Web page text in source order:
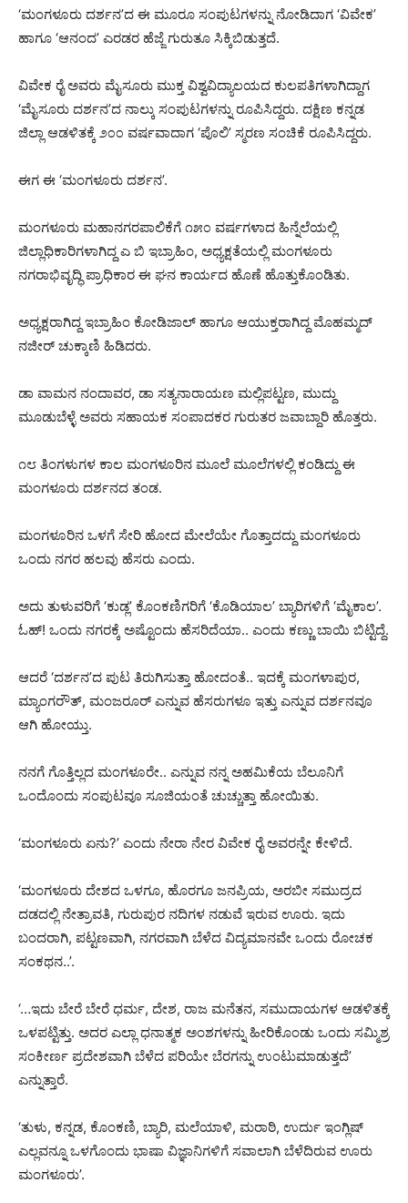
‘ಮಂಗಳೂರು ದರ್ಶನ’ದ ಈ ಮೂರೂ ಸಂಪುಟಗಳನ್ನು ನೋಡಿದಾಗ ‘ವಿವೇಕ’
ಹಾಗೂ ‘ಆನಂದ’ ಎರಡರ ಹೆಜ್ಜೆ ಗುರುತೂ ಸಿಕ್ಕಿಬಿಡುತ್ತದೆ.
ವಿವೇಕ ರೈ ಅವರು ಮೈಸೂರು ಮುಕ್ತ ವಿಶ್ವವಿದ್ಯಾಲಯದ ಕುಲಪತಿಗಳಾಗಿದ್ದಾಗ
‘ಮೈಸೂರು ದರ್ಶನ’ದ ನಾಲ್ಕು ಸಂಪುಟಗಳನ್ನು ರೂಪಿಸಿದ್ದರು. ದಕ್ಷಿಣ ಕನ್ನಡ
ಜಿಲ್ಲಾ ಆಡಳಿತಕ್ಕೆ ೨೦೦ ವರ್ಷವಾದಾಗ ‘ಪೊಲಿ’ ಸ್ಮರಣ ಸಂಚಿಕೆ ರೂಪಿಸಿದ್ದರು.
ಈಗ ಈ ‘ಮಂಗಳೂರು ದರ್ಶನ’.
ಮಂಗಳೂರು ಮಹಾನಗರಪಾಲಿಕೆಗೆ ೧೫೦ ವರ್ಷಗಳಾದ ಹಿನ್ನೆಲೆಯಲ್ಲಿ
ಜಿಲ್ಲಾಧಿಕಾರಿಗಳಾಗಿದ್ದ ಎ ಬಿ ಇಬ್ರಾಹಿಂ, ಅಧ್ಯಕ್ಷತೆಯಲ್ಲಿ ಮಂಗಳೂರು
ನಗರಾಭಿವೃದ್ಧಿ ಪ್ರಾಧಿಕಾರ ಈ ಘನ ಕಾರ್ಯದ ಹೊಣೆ ಹೊತ್ತುಕೊಂಡಿತು.
ಅಧ್ಯಕ್ಷರಾಗಿದ್ದ ಇಬ್ರಾಹಿಂ ಕೋಡಿಜಾಲ್ ಹಾಗೂ ಆಯುಕ್ತರಾಗಿದ್ದ ಮೊಹಮ್ಮದ್
ನಜೀರ್ ಚುಕ್ಕಾಣಿ ಹಿಡಿದರು.
ಡಾ ವಾಮನ ನಂದಾವರ, ಡಾ ಸತ್ಯನಾರಾಯಣ ಮಲ್ಲಿಪಟ್ಟಣ, ಮುದ್ದು
ಮೂಡುಬೆಳ್ಳೆ ಅವರು ಸಹಾಯಕ ಸಂಪಾದಕರ ಗುರುತರ ಜವಾಬ್ದಾರಿ ಹೊತ್ತರು.
೧೮ ತಿಂಗಳುಗಳ ಕಾಲ ಮಂಗಳೂರಿನ ಮೂಲೆ ಮೂಲೆಗಳಲ್ಲಿ ಕಂಡಿದ್ದು ಈ
ಮಂಗಳೂರು ದರ್ಶನದ ತಂಡ.
ಮಂಗಳೂರಿನ ಒಳಗೆ ಸೇರಿ ಹೋದ ಮೇಲೆಯೇ ಗೊತ್ತಾದದ್ದು ಮಂಗಳೂರು
ಒಂದು ನಗರ ಹಲವು ಹೆಸರು ಎಂದು.
ಅದು ತುಳುವರಿಗೆ ‘ಕುಡ್ಲ’ ಕೊಂಕಣಿಗರಿಗೆ ‘ಕೊಡಿಯಾಲ’ ಬ್ಯಾರಿಗಳಿಗೆ ‘ಮೈಕಾಲ’.
ಓಹ್! ಒಂದು ನಗರಕ್ಕೆ ಅಷ್ಟೊಂದು ಹೆಸರಿದೆಯಾ.. ಎಂದು ಕಣ್ಣು ಬಾಯಿ ಬಿಟ್ಟಿದ್ದೆ.
ಆದರೆ ‘ದರ್ಶನ’ದ ಪುಟ ತಿರುಗಿಸುತ್ತಾ ಹೋದಂತೆ.. ಇದಕ್ಕೆ ಮಂಗಳಾಪುರ,
ಮ್ಯಾಂಗರೌತ್, ಮಂಜರೂರ್ ಎನ್ನುವ ಹೆಸರುಗಳೂ ಇತ್ತು ಎನ್ನುವ ದರ್ಶನವೂ
ಆಗಿ ಹೋಯ್ತು.
ನನಗೆ ಗೊತ್ತಿಲ್ಲದ ಮಂಗಳೂರೇ.. ಎನ್ನುವ ನನ್ನ ಅಹಮಿಕೆಯ ಬೆಲೂನಿಗೆ
ಒಂದೊಂದು ಸಂಪುಟವೂ ಸೂಜಿಯಂತೆ ಚುಚ್ಚುತ್ತಾ ಹೋಯಿತು.
‘ಮಂಗಳೂರು ಏನು?’ ಎಂದು ನೇರಾ ನೇರ ವಿವೇಕ ರೈ ಅವರನ್ನೇ ಕೇಳಿದೆ.
‘ಮಂಗಳೂರು ದೇಶದ ಒಳಗೂ, ಹೊರಗೂ ಜನಪ್ರಿಯ, ಅರಬೀ ಸಮುದ್ರದ
ದಡದಲ್ಲಿ ನೇತ್ರಾವತಿ, ಗುರುಪುರ ನದಿಗಳ ನಡುವೆ ಇರುವ ಊರು. ಇದು
ಬಂದರಾಗಿ, ಪಟ್ಟಣವಾಗಿ, ನಗರವಾಗಿ ಬೆಳೆದ ವಿದ್ಯಮಾನವೇ ಒಂದು ರೋಚಕ
ಸಂಕಥನ..’.
‘…ಇದು ಬೇರೆ ಬೇರೆ ಧರ್ಮ, ದೇಶ, ರಾಜ ಮನೆತನ, ಸಮುದಾಯಗಳ ಆಡಳಿತಕ್ಕೆ
ಒಳಪಟ್ಟಿತ್ತು. ಅದರ ಎಲ್ಲಾ ಧನಾತ್ಮಕ ಅಂಶಗಳನ್ನು ಹೀರಿಕೊಂಡು ಒಂದು ಸಮ್ಮಿಶ್ರ
ಸಂಕೀರ್ಣ ಪ್ರದೇಶವಾಗಿ ಬೆಳೆದ ಪರಿಯೇ ಬೆರಗನ್ನು ಉಂಟುಮಾಡುತ್ತದೆ’
ಎನ್ನುತ್ತಾರೆ.
‘ತುಳು, ಕನ್ನಡ, ಕೊಂಕಣಿ, ಬ್ಯಾರಿ, ಮಲೆಯಾಳಿ, ಮರಾಠಿ, ಉರ್ದು ಇಂಗ್ಲಿಷ್
ಎಲ್ಲವನ್ನೂ ಒಳಗೊಂದು ಭಾಷಾ ವಿಜ್ಞಾನಿಗಳಿಗೆ ಸವಾಲಾಗಿ ಬೆಳೆದಿರುವ ಊರು
ಮಂಗಳೂರು’.